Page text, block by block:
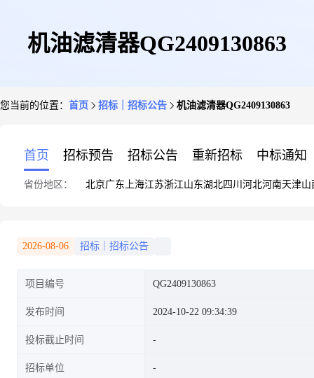
机油滤清器QG2409130863
您当前的位置： 首页 招标｜招标公告 机油滤清器QG2409130863
首页 招标预告 招标公告 重新招标 中标通知
省份地区： 北京广东 上海江苏浙江山东湖北四川 河北河南天津山
2026-08-06 招标｜招标公告
项目编号 QG2409130863
发布时间 2024-10-22 09:34:39
投标截止时间
招标单位